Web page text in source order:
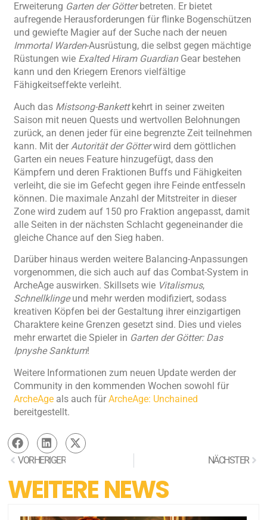
Erweiterung Garten der Götterbetreten. Er bietet
aufregende Herausforderungen für flinke Bogenschützen
und gewiefte Magier auf der Suche nach der neuen
Immortal Warden-Ausrüstung, die selbst gegen mächtige
Rüstungen wie Exalted Hiram GuardianGear bestehen
kann und den Kriegern Erenors vielfältige
Fähigkeitseffekte verleiht.
Auch das Mistsong-Bankettkehrt in seiner zweiten
Saison mit neuen Quests und wertvollen Belohnungen
zurück, an denen jeder für eine begrenzte Zeit teilnehmen
kann. Mit der Autorität der Götterwird dem göttlichen
Garten ein neues Feature hinzugefügt, dass den
Kämpfern und deren Fraktionen Buffs und Fähigkeiten
verleiht, die sie im Gefecht gegen ihre Feinde entfesseln
können. Die maximale Anzahl der Mitstreiter in dieser
Zone wird zudem auf 150 pro Fraktion angepasst, damit
alle Seiten in der nächsten Schlacht gegeneinander die
gleiche Chance auf den Sieg haben.
Darüber hinaus werden weitere Balancing-Anpassungen
vorgenommen, die sich auch auf das Combat-System in
ArcheAge auswirken. Skillsets wie Vitalismus,
Schnellklingeund mehr werden modifiziert, sodass
kreativen Köpfen bei der Gestaltung ihrer einzigartigen
Charaktere keine Grenzen gesetzt sind. Dies und vieles
mehr erwartet die Spieler in Garten der Götter: Das
Ipnyshe Sanktum!
Weitere Informationen zum neuen Update werden der
Community in den kommenden Wochen sowohl für
ArcheAge als auch fürArcheAge: Unchained
bereitgestellt.
VORHERIGER NÄCHSTER
WEITERE NEWS